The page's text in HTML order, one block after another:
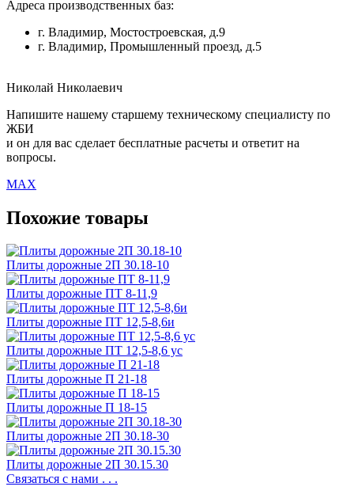
Адреса производственных баз:
г. Владимир, Мостостроевская, д.9
г. Владимир, Промышленный проезд, д.5
Николай Николаевич
Напишите нашему старшему техническому специалисту по
ЖБИ
и он для вас сделает бесплатные расчеты и ответит на
вопросы.
MAX
Похожие товары
Плиты дорожные 2П 30.18-10
Плиты дорожные ПТ 8-11,9
Плиты дорожные ПТ 12,5-8,6и
Плиты дорожные ПТ 12,5-8,6 ус
Плиты дорожные П 21-18
Плиты дорожные П 18-15
Плиты дорожные 2П 30.18-30
Плиты дорожные 2П 30.15.30
Связаться с нами . . .